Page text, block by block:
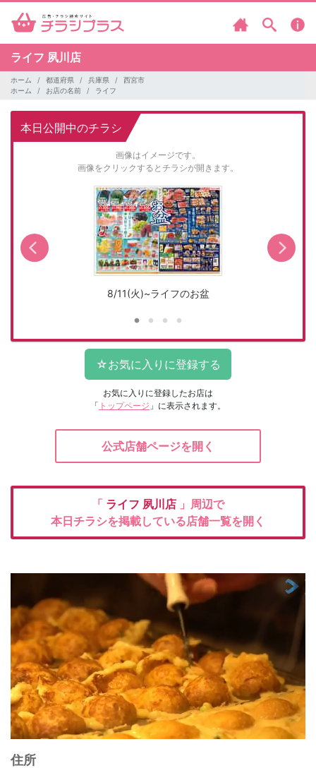
ライフ 夙川店
ホーム 都道府県 兵庫県
西宮市
ホーム
お店の名前 ライフ
本日公開中のチラシ
画像はイメージです。
画像をクリックするとチラシが開きます。
8/11(火)~ライフのお盆
お気に入りに登録したお店は
「 トップページ 」に表示されます。
公式店舗ページを開く
「 ライフ 夙川店 」周辺で
本日チラシを掲載している店舗一覧を開く
住所